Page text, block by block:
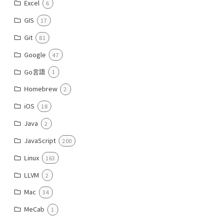
Excel 6
GIS 17
Git 81
Google 47
Go言語 1
Homebrew 2
iOS 18
Java 2
JavaScript 200
Linux 163
LLVM 2
Mac 34
MeCab 1